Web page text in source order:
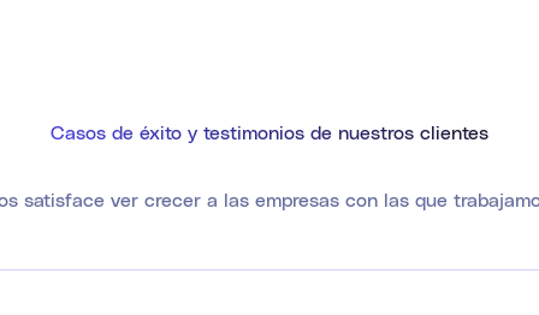
Casos de éxito y testimonios de nuestros clientes
satisface ver crecer a las empresas con las que